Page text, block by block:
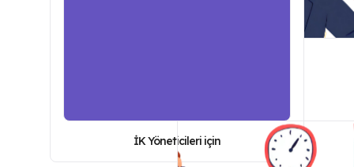
İK Yöneticileri için